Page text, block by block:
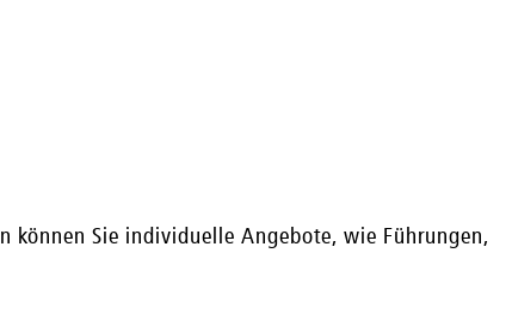
können Sie individuelle Angebote, wie Führungen,